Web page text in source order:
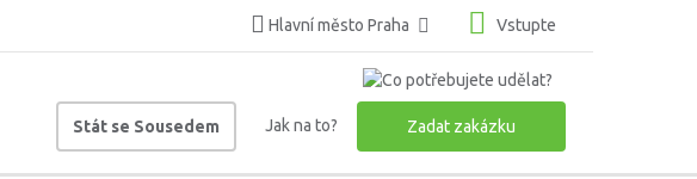
Hlavní město Praha Vstupte
Stát se Sousedem Jak na to? Zadat zakázku